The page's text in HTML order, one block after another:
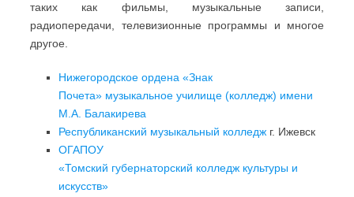
таких как фильмы, музыкальные записи,
радиопередачи, телевизионные программы и многое
другое.
Нижегородское ордена «Знак
Почета» музыкальное училище (колледж) имени
М.А. Балакирева
Республиканский музыкальный колледж г. Ижевск
ОГАПОУ
«Томский губернаторский колледж культуры и
искусств»